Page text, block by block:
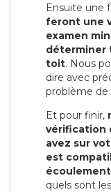
Ensuite une
feront une
examen
déterminer
toit. Nous
dire avec
problème
Et pour finir,
vérification
avez sur
est
quels sont